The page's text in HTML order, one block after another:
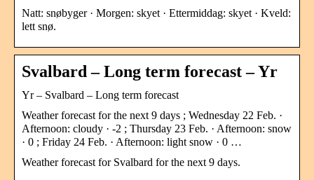
Natt: snøbyger · Morgen: skyet · Ettermiddag: skyet · Kveld:
lett snø.
Svalbard – Long term forecast – Yr
Yr – Svalbard – Long term forecast
Weather forecast for the next 9 days ; Wednesday 22 Feb. ·
Afternoon: cloudy · -2 ; Thursday 23 Feb. · Afternoon: snow
· 0 ; Friday 24 Feb. · Afternoon: light snow · 0 …
Weather forecast for Svalbard for the next 9 days.